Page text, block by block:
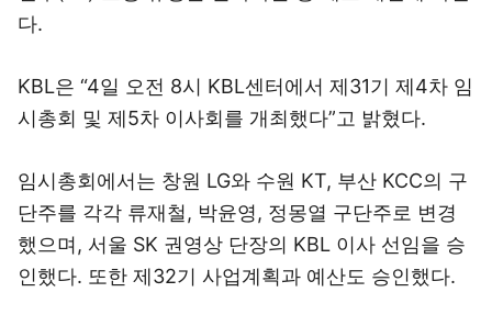
다.
KBL은 “4일 오전 8시 KBL센터에서 제31기 제4차 임
시총회 및 제5차 이사회를 개최했다”고 밝혔다.
임시총회에서는 창원 LG와 수원 KT, 부산 KCC의 구
단주를 각각 류재철, 박윤영, 정몽열 구단주로 변경
했으며, 서울 SK 권영상 단장의 KBL 이사 선임을 승
인했다. 또한 제32기 사업계획과 예산도 승인했다.